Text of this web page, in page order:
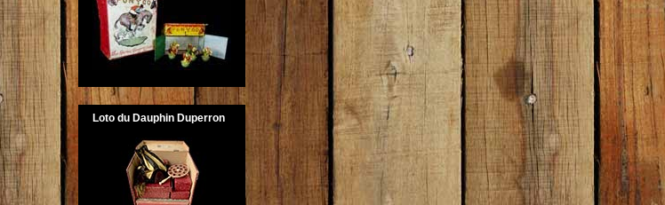
Loto du Dauphin Duperron